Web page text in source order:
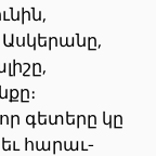
գետերը կը
հարաւ-